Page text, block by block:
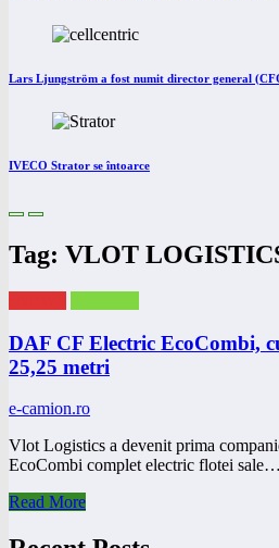
Lars Ljungström a fost numit director general
IVECO Strator se întoarce
Tag: VLOT
DAF CF Electric EcoCombi,
25,25 metri
e-camion.ro
Vlot Logistics a devenit prima
EcoCombi complet electric flotei sale…
Read More